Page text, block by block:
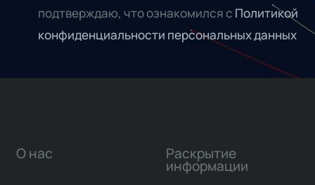
подтверждаю, что ознакомился с Политикой
конфиденциальности персональных данных
О нас Раскрытие
информации